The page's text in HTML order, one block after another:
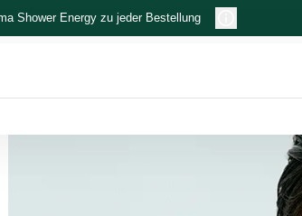
Shower Energy zu jeder Bestellung